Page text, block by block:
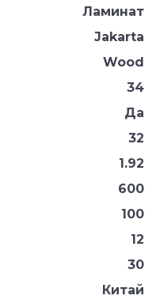
Ламинат
Jakarta
Wood
34
Да
32
1.92
600
100
12
30
Китай